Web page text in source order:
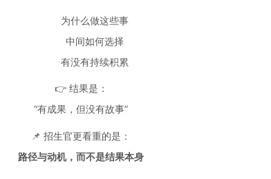
为什么做这些事
中间如何选择
有没有持续积累
👉 结果是：
“有成果，但没有故事”
📌 招生官更看重的是：
路径与动机，而不是结果本身